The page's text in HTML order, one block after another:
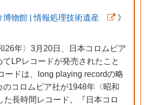
博物館 | 情報処理技術遺産
》
26年〉3月20日、日本コロムビア
LPレコードが発売されたこと
ードは、long playing recordの略
のコロムビア社が1948年〈昭和
た長時間レコード。『日本コロ